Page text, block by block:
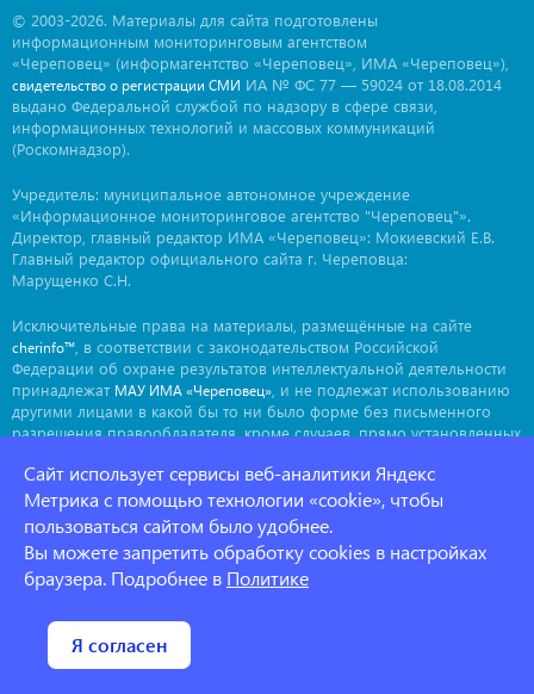
© 2003-2026. Материалы для сайта подготовлены
информационным мониторинговым агентством
«Череповец» (информагентство «Череповец», ИМА «Череповец»),
свидетельство о регистрации СМИ ИА № ФС 77 — 59024 от 18.08.2014
выдано Федеральной службой по надзору в сфере связи,
информационных технологий и массовых коммуникаций
(Роскомнадзор).
Учредитель: муниципальное автономное учреждение
«Информационное мониторинговое агентство "Череповец"».
Директор, главный редактор ИМА «Череповец»: Мокиевский Е.В.
Главный редактор официального сайта г. Череповца:
Марущенко С.Н.
Исключительные права на материалы, размещённые на сайте
cherinfo™ , в соответствии с законодательством Российской
Федерации об охране результатов интеллектуальной деятельности
принадлежат МАУ ИМА «Череповец» , и не подлежат использованию
другими лицами в какой бы то ни было форме без письменного
разрешения правообладателя, кроме случаев, прямо установленных
ima@cherinfo.ru. Мнение авторов может не совпадать с мнением
редакции.
При использовании материалов сайтаcherinfo™
является прямая, открытая для индексации гиперссылка на
страницу, с которой материал заимствован. Гиперссылка должна
размещаться непосредственно в тексте, воспроизводящем
оригинальный материал
Политика конфеденциальности
Сайт использует сервисы веб-аналитики Яндекс
Метрика с помощью технологии «cookie», чтобы
пользоваться сайтом было удобнее.
Вы можете запретить обработку cookies в настройках
браузера. Подробнее в Политике